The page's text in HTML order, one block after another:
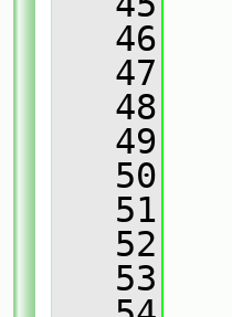
   46
   47
   48
   49
   50
   51
   52
   53